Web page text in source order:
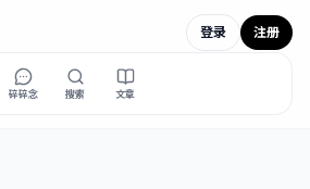
碎碎念 搜索 文章
登录 注册